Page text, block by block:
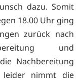
dazu. Somit
18.00 Uhr ging
zurück nach
und
Nachbereitung
leider nimmt die